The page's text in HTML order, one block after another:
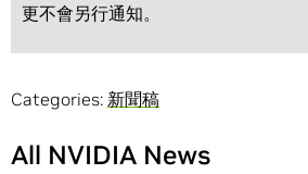
更不會另行通知。
Categories: 新聞稿
All NVIDIA News